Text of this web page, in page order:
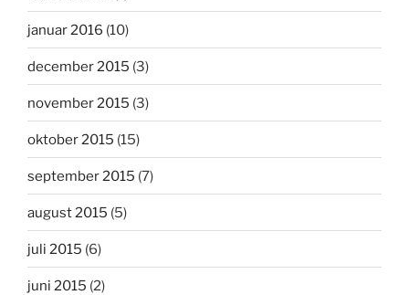
januar 2016 (10)
december 2015 (3)
november 2015 (3)
oktober 2015 (15)
september 2015 (7)
august 2015 (5)
juli 2015 (6)
juni 2015 (2)